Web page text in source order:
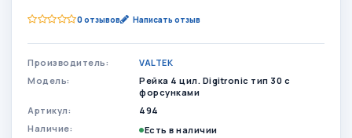
0 отзывов Написать отзыв
Производитель:
VALTEK
Модель:
Рейка 4 цил. Digitronic тип 30 с
форсунками
Артикул:
494
Наличие:
Есть в наличии